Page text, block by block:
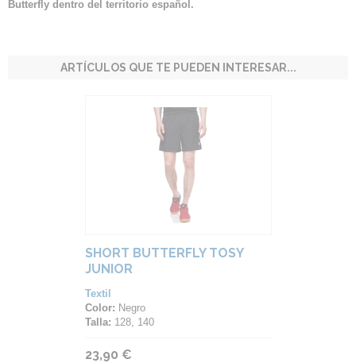
Butterfly dentro del territorio español.
ARTÍCULOS QUE TE PUEDEN INTERESAR...
SHORT BUTTERFLY TOSY
JUNIOR
Textil
Color: Negro
Talla: 128, 140
23,90 €